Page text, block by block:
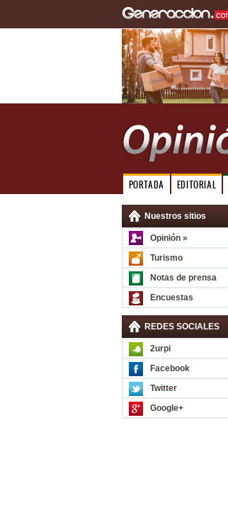
PORTADA EDITORIAL
Nuestros sitios
Opinión »
Turismo
Notas de prensa
Encuestas
REDES SOCIALES
2urpi
Facebook
Twitter
Google+